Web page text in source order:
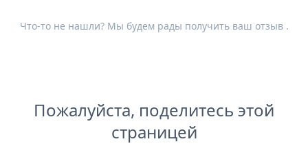
Что-то не нашли? Мы будем рады получить ваш отзыв.
Пожалуйста, поделитесь этой
страницей